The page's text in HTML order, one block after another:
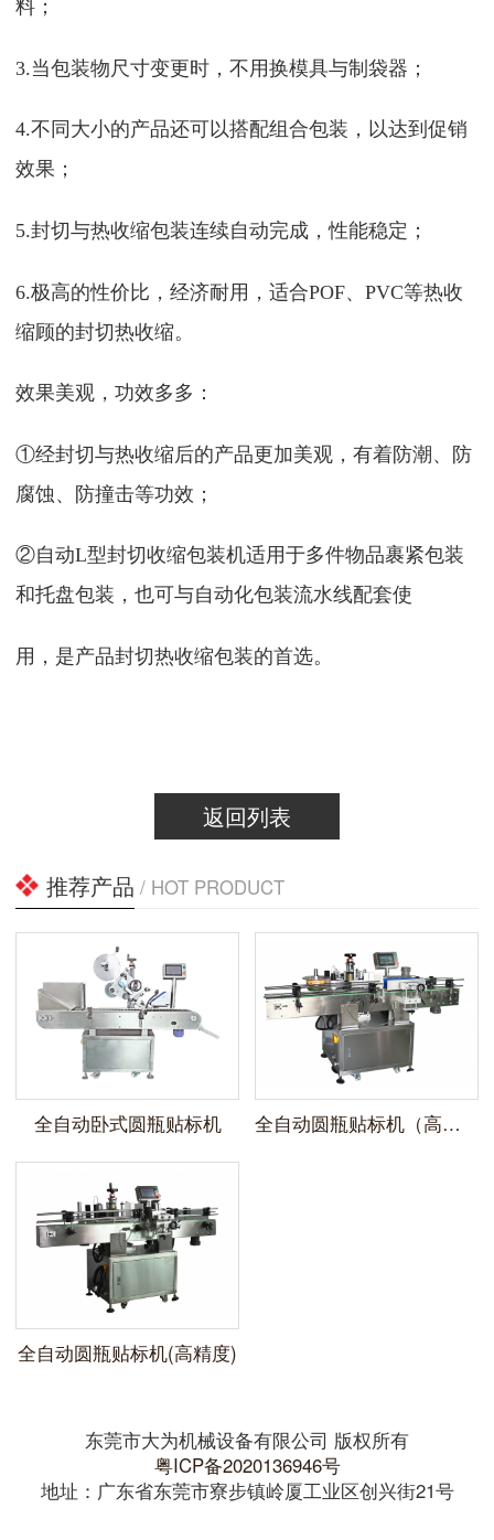
料；
3.当包装物尺寸变更时，不用换模具与制袋器；
4.不同大小的产品还可以搭配组合包装，以达到促销
效果；
5.封切与热收缩包装连续自动完成，性能稳定；
6.极高的性价比，经济耐用，适合POF、PVC等热收
缩顾的封切热收缩。
效果美观，功效多多：
①经封切与热收缩后的产品更加美观，有着防潮、防
腐蚀、防撞击等功效；
②自动L型封切收缩包装机适用于多件物品裹紧包装
和托盘包装，也可与自动化包装流水线配套使
用，是产品封切热收缩包装的首选。
返回列表
推荐产品 / HOT PRODUCT
全自动卧式圆瓶贴标机 全自动圆瓶贴标机（高速）
全自动圆瓶贴标机(高精度)
东莞市大为机械设备有限公司 版权所有
粤ICP备2020136946号
地址：广东省东莞市寮步镇岭厦工业区创兴街21号